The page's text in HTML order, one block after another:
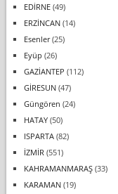
EDİRNE(49)
ERZİNCAN(14)
Esenler(25)
Eyüp (26)
GAZİANTEP (112)
GİRESUN(47)
Güngören (24)
HATAY(50)
ISPARTA(82)
İZMİR (551)
KAHRAMANMARAŞ(33)
KARAMAN(19)